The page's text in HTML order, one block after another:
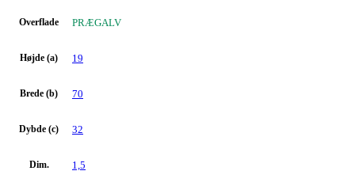
Overflade PRÆGALV
Højde (a) 19
Brede (b) 70
Dybde (c) 32
Dim. 1,5